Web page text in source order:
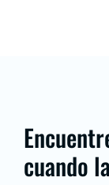
cuando